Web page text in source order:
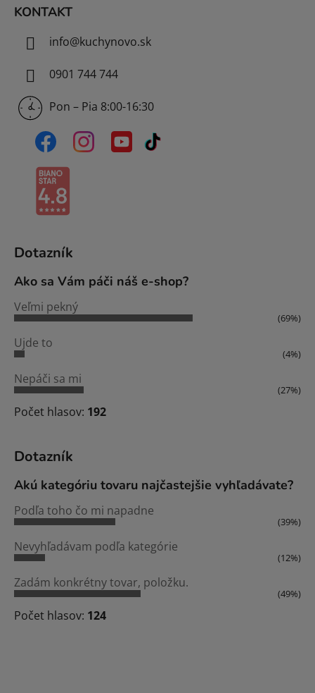
KONTAKT
info@kuchynovo.sk
0901 744 744
Pon – Pia 8:00-16:30
Dotazník
Ako sa Vám páči náš e-shop?
Veľmi pekný
(69%)
Ujde to
(4%)
Nepáči sa mi
(27%)
Počet hlasov: 192
Dotazník
Akú kategóriu tovaru najčastejšie vyhľadávate?
Podľa toho čo mi napadne
(39%)
Nevyhľadávam podľa kategórie
(12%)
Zadám konkrétny tovar, položku.
(49%)
Počet hlasov: 124